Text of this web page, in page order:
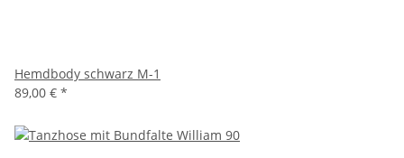
Hemdbody schwarz M-1
89,00 € *